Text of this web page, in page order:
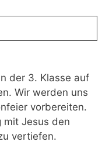
der 3. Klasse auf
Wir werden uns
vorbereiten.
mit Jesus den
vertiefen.